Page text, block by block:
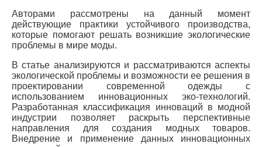
Авторами рассмотрены на данный момент
действующие практики устойчивого производства,
которые помогают решать возникшие экологические
проблемы в мире моды.
В статье анализируются и рассматриваются аспекты
экологической проблемы и возможности ее решения в
проектировании современной одежды с
использованием инновационных эко-технологий.
Разработанная классификация инноваций в модной
индустрии позволяет раскрыть перспективные
направления для создания модных товаров.
Внедрение и применение данных инновационных